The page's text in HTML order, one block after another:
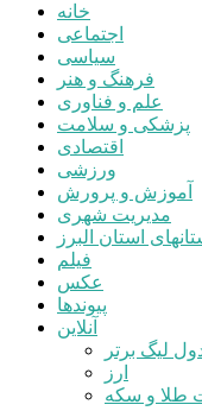
خانه
اجتماعی
سیاسی
فرهنگ و هنر
علم و فناوری
پزشکی و سلامت
اقتصادی
ورزشی
آموزش و پرورش
مدیریت شهری
استان البرز
فیلم
عکس
پیوندها
آنلاین
لیگ برتر
ارز
طلا و سکه